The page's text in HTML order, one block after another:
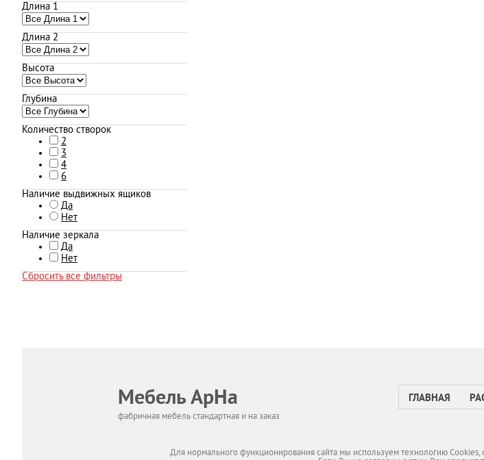
Длина 1
Длина 2
Высота
Глубина
Количество створок
2
3
4
6
Наличие выдвижных ящиков
Да
Нет
Наличие зеркала
Да
Нет
Сбросить все фильтры
Мебель АрНа
фабричная мебель стандартная и на заказ
ГЛАВНАЯ
Для нормального функционирования сайта мы используем технологию